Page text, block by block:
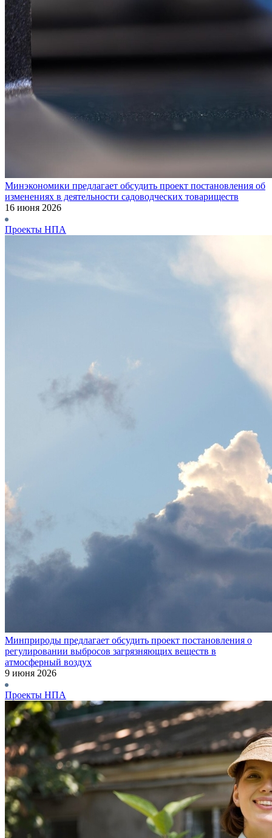
Минэкономики предлагает обсудить проект постановления об
изменениях в деятельности садоводческих товариществ
16 июня 2026
Проекты НПА
Минприроды предлагает обсудить проект постановления о
регулировании выбросов загрязняющих веществ в
атмосферный воздух
9 июня 2026
Проекты НПА